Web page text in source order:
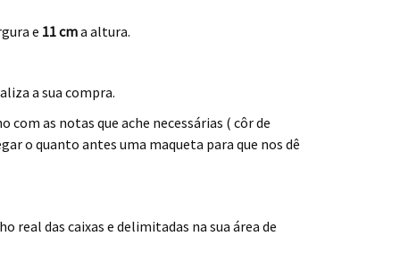
e 11 cma altura.
a sua compra.
com as notas que ache necessárias ( côr de
o quanto antes uma maqueta para que nos dê
das caixas e delimitadas na sua área de